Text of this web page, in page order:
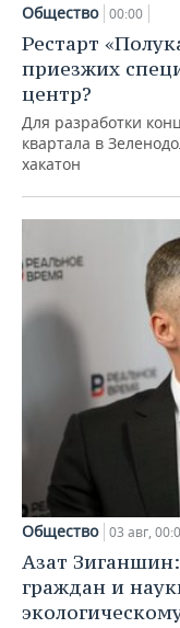
Общество 00:00
Рестарт
приезжих
центр?
Для разработки
квартала в
хакатон
Общество 03 авг,
Азат
граждан и